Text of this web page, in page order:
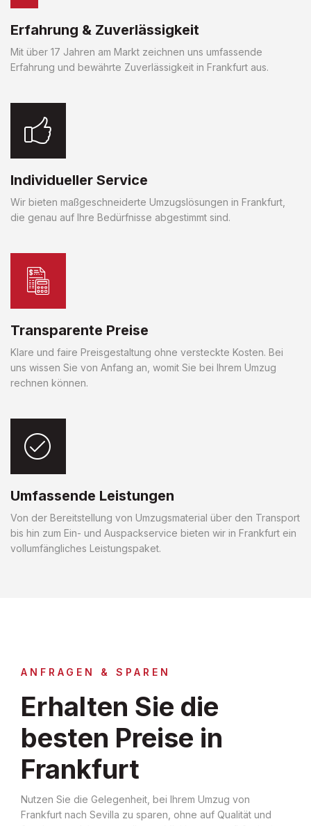
Erfahrung & Zuverlässigkeit
Mit über 17 Jahren am Markt zeichnen uns umfassende
Erfahrung und bewährte Zuverlässigkeit in Frankfurt aus.
Individueller Service
Wir bieten maßgeschneiderte Umzugslösungen in Frankfurt,
die genau auf Ihre Bedürfnisse abgestimmt sind.
Transparente Preise
Klare und faire Preisgestaltung ohne versteckte Kosten. Bei
uns wissen Sie von Anfang an, womit Sie bei Ihrem Umzug
rechnen können.
Umfassende Leistungen
Von der Bereitstellung von Umzugsmaterial über den Transport
bis hin zum Ein- und Auspackservice bieten wir in Frankfurt ein
vollumfängliches Leistungspaket.
ANFRAGEN & SPAREN
Erhalten Sie die
besten Preise in
Frankfurt
Nutzen Sie die Gelegenheit, bei Ihrem Umzug von
Frankfurt nach Sevilla zu sparen, ohne auf Qualität und